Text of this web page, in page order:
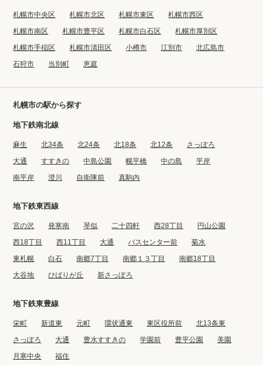
札幌市中央区 札幌市北区 札幌市東区
札幌市西区
札幌市南区
札幌市豊平区 札幌市白石区
札幌市厚別区
札幌市手稲区
札幌市清田区 小樽市 江別市
北広島市
石狩市
当別町 恵庭
札幌市の駅から探す
地下鉄南北線
麻生 北34条 北24条 北18条 北12条
さっぽろ
大通
すすきの 中島公園 幌平橋 中の島
平岸
南平岸
澄川 自衛隊前 真駒内
地下鉄東西線
宮の沢 発寒南 琴似 二十四軒 西28丁目
円山公園
西18丁目
西11丁目 大通 バスセンター前
菊水
東札幌
白石 南郷7丁目 南郷１３丁目
南郷18丁目
大谷地
ひばりが丘 新さっぽろ
地下鉄東豊線
栄町 新道東 元町 環状通東 東区役所前
北13条東
さっぽろ
大通 豊水すすきの 学園前 豊平公園
美園
月寒中央
福住